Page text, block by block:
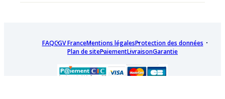
FAQCGV FranceMentions légalesProtection des données
Plan de sitePaiementLivraisonGarantie